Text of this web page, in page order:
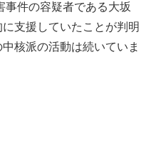
事件の容疑者である大坂
支援していたことが判明
核派の活動は続いていま